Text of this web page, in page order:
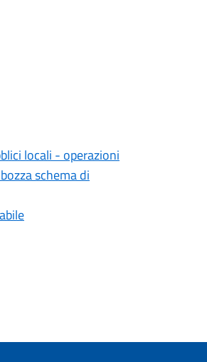
locali - operazioni
schema di